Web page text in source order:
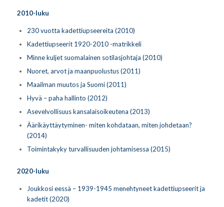
2010-luku
230 vuotta kadettiupseereita (2010)
Kadettiupseerit 1920-2010 -matrikkeli
Minne kuljet suomalainen sotilasjohtaja (2010)
Nuoret, arvot ja maanpuolustus (2011)
Maailman muutos ja Suomi (2011)
Hyvä – paha hallinto (2012)
Asevelvollisuus kansalaisoikeutena (2013)
Äärikäyttäytyminen- miten kohdataan, miten johdetaan?
(2014)
Toimintakyky turvallisuuden johtamisessa (2015)
2020-luku
Joukkosi eessä – 1939-1945 menehtyneet kadettiupseerit ja
kadetit (2020)